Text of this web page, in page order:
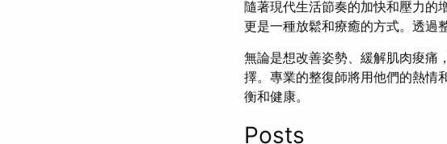
隨著現代生活節奏的加快和壓力的
更是一種放鬆和療癒的方式。透過
無論是想改善姿勢、緩解肌肉痠痛
擇。專業的整復師將用他們的熱情
衡和健康。
Posts